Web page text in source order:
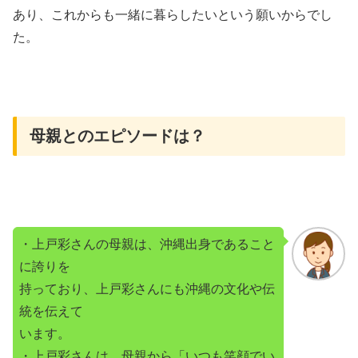
あり、これからも一緒に暮らしたいという願いからでし
た。
母親とのエピソードは？
・上戸彩さんの母親は、沖縄出身であること
に誇りを
持っており、上戸彩さんにも沖縄の文化や伝
統を伝えて
います。